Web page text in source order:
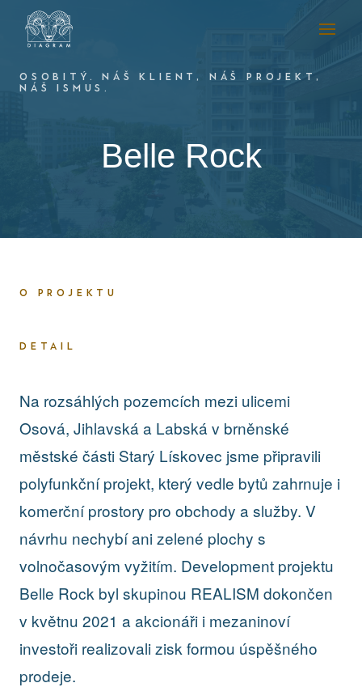
OSOBITÝ. NÁŠ KLIENT, NÁŠ PROJEKT,
NÁŠ ISMUS.
Belle Rock
O PROJEKTU
DETAIL
Na rozsáhlých pozemcích mezi ulicemi
Osová, Jihlavská a Labská v brněnské
městské části Starý Lískovec jsme připravili
polyfunkční projekt, který vedle bytů zahrnuje i
komerční prostory pro obchody a služby. V
návrhu nechybí ani zelené plochy s
volnočasovým vyžitím. Development projektu
Belle Rock byl skupinou REALISM dokončen
v květnu 2021 a akcionáři i mezaninoví
investoři realizovali zisk formou úspěšného
prodeje.